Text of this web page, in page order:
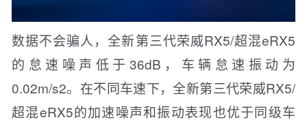
数据不会骗人，全新第三代荣威RX5/超混eRX5
的怠速噪声低于36dB，车辆怠速振动为
0.02m/s2。在不同车速下，全新第三代荣威RX5/
超混eRX5的加速噪声和振动表现也优于同级车